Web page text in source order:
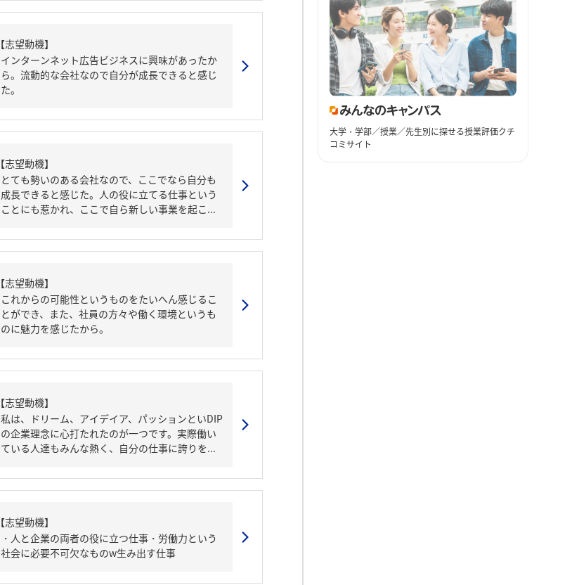
【志望動機】
インターンネット広告ビジネスに興味があったか
ら。流動的な会社なので自分が成長できると感じ
た。
【志望動機】
とても勢いのある会社なので、ここでなら自分も
成長できると感じた。人の役に立てる仕事という
ことにも惹かれ、ここで自ら新しい事業を起こ...
【志望動機】
これからの可能性というものをたいへん感じるこ
とができ、また、社員の方々や働く環境というも
のに魅力を感じたから。
【志望動機】
私は、ドリーム、アイデイア、パッションといDIP
の企業理念に心打たれたのが一つです。実際働い
ている人達もみんな熱く、自分の仕事に誇りを...
【志望動機】
・人と企業の両者の役に立つ仕事・労働力という
社会に必要不可欠なものw生み出す仕事
大学・学部／授業／先生別に探せる授業評価クチ
コミサイト